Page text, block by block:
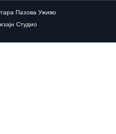
Пазова Уживо
Студио